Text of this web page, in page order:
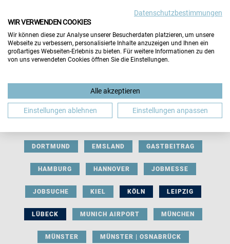
BERUFLICHE ORIENTIERUNG BEWERBUNG
DORTMUND EMSLAND GASTBEITRAG
HAMBURG HANNOVER JOBMESSE
JOBSUCHE KIEL KÖLN LEIPZIG
LÜBECK MUNICH AIRPORT MÜNCHEN
MÜNSTER MÜNSTER | OSNABRÜCK
Datenschutzbestimmungen
WIR VERWENDEN COOKIES
Wir können diese zur Analyse unserer Besucherdaten platzieren, um unsere
Webseite zu verbessern, personalisierte Inhalte anzuzeigen und Ihnen ein
großartiges Webseiten-Erlebnis zu bieten. Für weitere Informationen zu den
von uns verwendeten Cookies öffnen Sie die Einstellungen.
Alle akzeptieren
Einstellungen ablehnen Einstellungen anpassen